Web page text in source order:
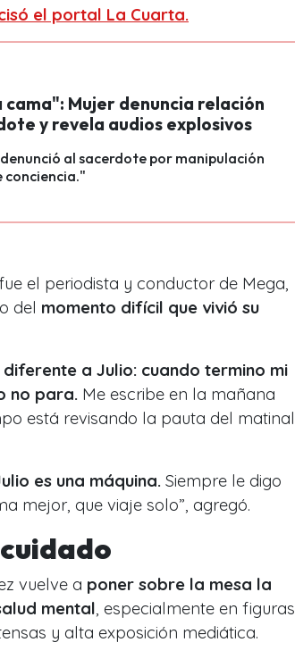
el portal La Cuarta.
cama": Mujer denuncia relación
y revela audios explosivos
al sacerdote por manipulación
conciencia."
el periodista y conductor de Mega,
del momento difícil que vivió su
diferente a Julio: cuando termino mi
no para. Me escribe en la mañana
está revisando la pauta del matinal
es una máquina. Siempre le digo
mejor, que viaje solo”, agregó.
vuelve a poner sobre la mesa la
mental , especialmente en figuras
y alta exposición mediática.